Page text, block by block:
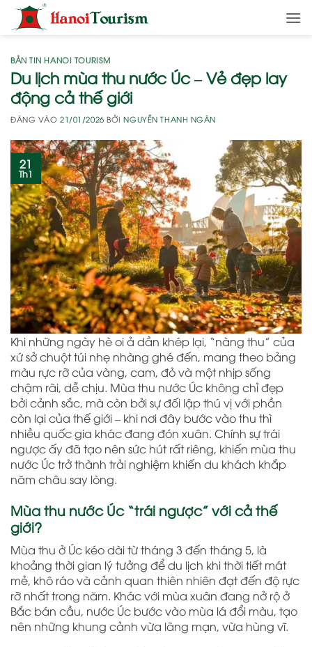
qua
dungBẢN TIN HANOI TOURISM
Du lịch mùa thu nước Úc – Vẻ đẹp lay
động cả thế giới
ĐĂNG VÀO21/01/2026 BỞINGUYỄN THANH NGÂN
21
Th1
Khi những ngày hè oi ả dần khép lại, “nàng thu” của
xứ sở chuột túi nhẹ nhàng ghé đến, mang theo bảng
màu rực rỡ của vàng, cam, đỏ và một nhịp sống
chậm rãi, dễ chịu. Mùa thu nước Úc không chỉ đẹp
bởi cảnh sắc, mà còn bởi sự đối lập thú vị với phần
còn lại của thế giới – khi nơi đây bước vào thu thì
nhiều quốc gia khác đang đón xuân. Chính sự trái
ngược ấy đã tạo nên sức hút rất riêng, khiến mùa thu
nước Úc trở thành trải nghiệm khiến du khách khắp
năm châu say lòng.
Mùa thu nước Úc “trái ngược” với cả thế
giới?
Mùa thu ở Úc kéo dài từ tháng 3 đến tháng 5, là
khoảng thời gian lý tưởng để du lịch khi thời tiết mát
mẻ, khô ráo và cảnh quan thiên nhiên đạt đến độ rực
rỡ nhất trong năm. Khác với mùa xuân đang nở rộ ở
Bắc bán cầu, nước Úc bước vào mùa lá đổi màu, tạo
nên những khung cảnh vừa lãng mạn, vừa hùng vĩ.